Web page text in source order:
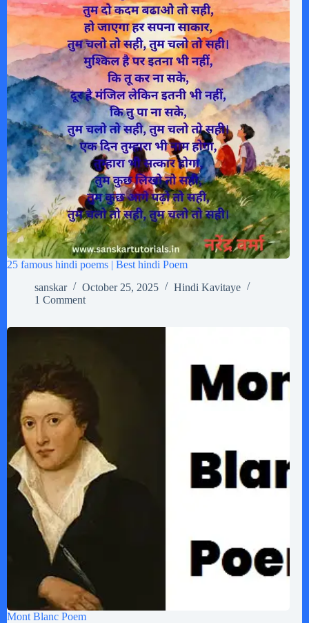
25 famous hindi poems | Best hindi Poem
sanskar
October 25, 2025
Hindi Kavitaye
1 Comment
Mont Blanc Poem